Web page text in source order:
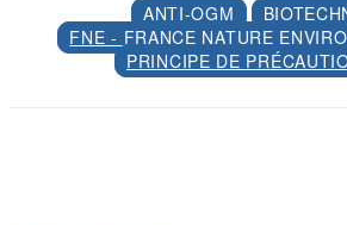
ANTI-OGM
FNE - FRANCE NATURE
PRINCIPE DE